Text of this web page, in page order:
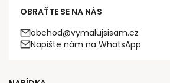
OBRAŤTE SE NA NÁS
obchod@vymalujsisam.cz
Napište nám na WhatsApp